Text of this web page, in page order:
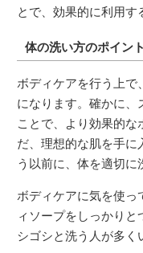
とで、効果的に利用す
体の洗い方のポイント
ボディケアを行う上で
になります。確かに、
ことで、より効果的な
だ、理想的な肌を手に
う以前に、体を適切に
ボディケアに気を使っ
ィソープをしっかり
シゴシと洗う人が多く